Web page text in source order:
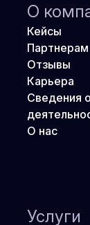
О
Кейсы
Партнерам
Отзывы
Карьера
Сведения
О нас
Услуги